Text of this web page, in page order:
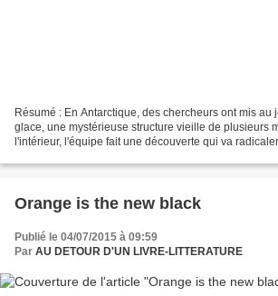
Résumé : En Antarctique, des chercheurs ont mis au
glace, une mystérieuse structure vieille de plusieurs
l'intérieur, l'équipe fait une découverte qui va
Orange is the new black
Publié le 04/07/2015 à 09:59
Par AU DETOUR D'UN LIVRE-LITTERATURE